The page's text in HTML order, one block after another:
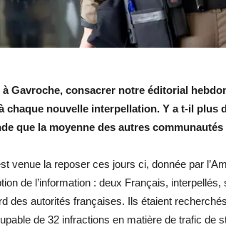
à Gavroche, consacrer notre éditorial
chaque nouvelle interpellation. Y a t-il plus
que la moyenne des autres
venue la reposer ces jours ci, donnée par
de l’information : deux Français, interpellés,
des autorités françaises. Ils étaient
de 32 infractions en matière de trafic de